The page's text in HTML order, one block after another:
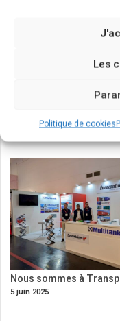
Les
Politique de cookies
Nouveaux
Nous sommes à
5 juin 2025